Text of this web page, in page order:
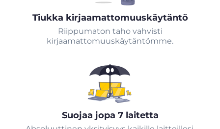
Tiukka kirjaamattomuuskäytäntö
Riippumaton taho vahvisti
kirjaamattomuuskäytäntömme.
Suojaa jopa 7 laitetta